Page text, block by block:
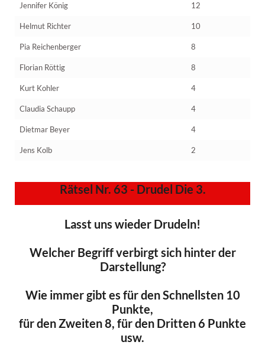
Jennifer König 12
Helmut Richter 10
Pia Reichenberger 8
Florian Röttig 8
Kurt Kohler 4
Claudia Schaupp 4
Dietmar Beyer 4
Jens Kolb 2
Rätsel Nr. 63 - Drudel Die 3.
Lasst uns wieder Drudeln!
Welcher Begriff verbirgt sich hinter der
Darstellung?
Wie immer gibt es für den Schnellsten 10
Punkte,
für den Zweiten 8, für den Dritten 6 Punkte
usw.